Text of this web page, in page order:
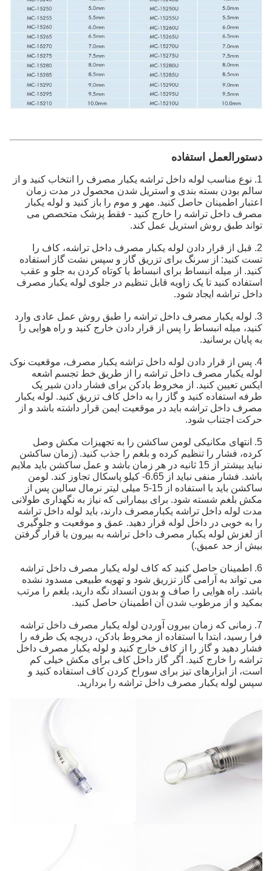
دستورالعمل استفاده
1. نوع مناسب لوله داخل تراشه یکبار مصرف را انتخاب کنید و از
سالم بودن بسته بندی و استریل شدن محصول در مدت زمان
اعتبار اطمینان حاصل کنید. مهر و موم را باز کنید و لوله یکبار
مصرف داخل تراشه را خارج کنید - فقط پزشک متخصص می
تواند طبق روش استریل عمل کند.
2. قبل از قرار دادن لوله یکبار مصرف داخل تراشه، کاف را
تست کنید: از سرنگ برای تزریق گاز و سپس نشت گاز استفاده
کنید. از میله انبساط برای انبساط یا کوتاه کردن به جلو و عقب
استفاده کنید تا یک زاویه قابل تنظیم در جلوی لوله یکبار مصرف
داخل تراشه ایجاد شود.
3. لوله یکبار مصرف داخل تراشه را طبق روش عمل عادی وارد
کنید، میله انبساط را پس از قرار دادن خارج کنید و راه هوایی را
به پایان برسانید.
4. پس از قرار دادن لوله داخل تراشه یکبار مصرف، موقعیت نوک
لوله یکبار مصرف داخل تراشه را از طریق خط تجسم اشعه
ایکس تعیین کنید. از مخروط بادکن برای فشار دادن شیر یک
طرفه استفاده کنید و گاز را به داخل کاف تزریق کنید. لوله یکبار
مصرف داخل تراشه باید در موقعیت ایمن قرار داشته باشد و از
حرکت اجتناب شود.
5. انتهای مکانیکی لومن ساکشن را به تجهیزات مکش وصل
کرده، فشار را تنظیم کرده و بلغم را جذب کنید. (زمان ساکشن
نباید بیشتر از 15 ثانیه در هر زمان باشد و عمل ساکشن باید ملایم
باشد. فشار منفی نباید از 6.65- کیلو پاسکال تجاوز کند. لومن
ساکشن باید با استفاده از 15-5 میلی لیتر نرمال سالین پس از
مکش بلغم شسته شود. برای بیمارانی که نیاز به نگهداری طولانی
مدت لوله داخل تراشه یکبارمصرف دارند، باید لوله داخل تراشه
را به خوبی در داخل لوله قرار دهید. عمق و موقعیت و جلوگیری
از لغزش لوله یکبار مصرف داخل تراشه به بیرون یا قرار گرفتن
بیش از حد عمیق.)
6. اطمینان حاصل کنید که کاف لوله یکبار مصرف داخل تراشه
می تواند به آرامی گاز تزریق شود و تهویه طبیعی مسدود نشده
باشد. راه هوایی را صاف و بدون انسداد نگه دارید، بلغم را مرتب
بمکید و از مرطوب شدن آن اطمینان حاصل کنید.
7. زمانی که زمان بیرون آوردن لوله یکبار مصرف داخل تراشه
فرا رسید، ابتدا با استفاده از مخروط بادکن، دریچه یک طرفه را
فشار دهید و گاز را از کاف خارج کنید و لوله یکبار مصرف داخل
تراشه را خارج کنید. اگر گاز داخل کاف برای مکش خیلی کم
است، از ابزارهای تیز برای سوراخ کردن کاف استفاده کنید و
سپس لوله یکبار مصرف داخل تراشه را بردارید.